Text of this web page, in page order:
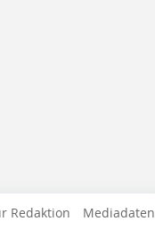
Redaktion Mediadaten